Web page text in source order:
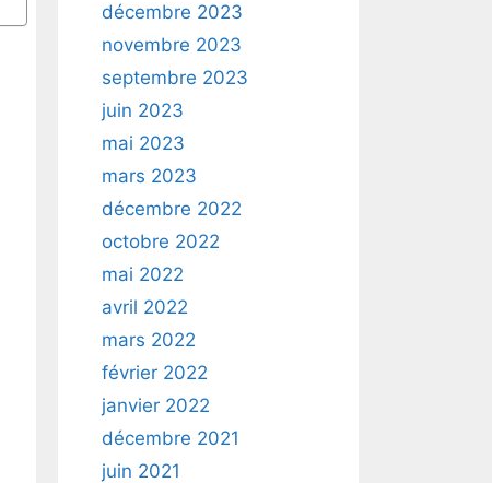
décembre 2023
novembre 2023
septembre 2023
juin 2023
mai 2023
mars 2023
décembre 2022
octobre 2022
mai 2022
avril 2022
mars 2022
février 2022
janvier 2022
décembre 2021
juin 2021